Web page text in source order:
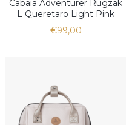
Cabaia Adventurer Rugzak
L Queretaro Light Pink
€99,00